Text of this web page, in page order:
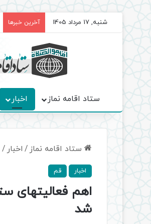
شنبه, 17 مرداد 1405 آخرین خبرها
ستاد اقامه نماز اخبار
ستاد اقامه نماز / اخبار /
اخبار قم
شد